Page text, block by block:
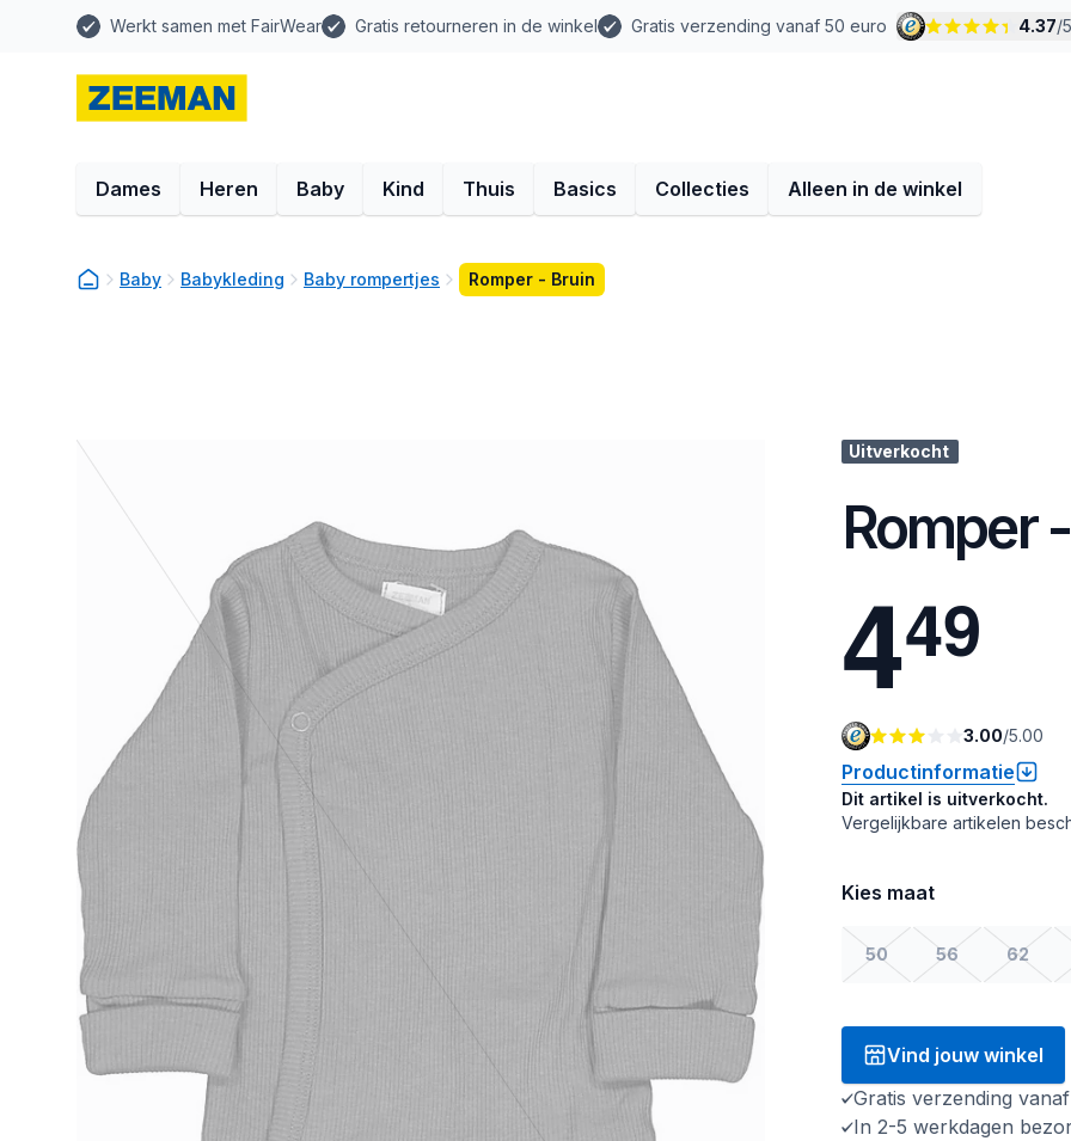
Werkt samen met FairWear Gratis retourneren in de winkel Gratis verzending vanaf 50 euro 4.37/
Dames Heren Baby Kind Thuis Basics Collecties Alleen in de winkel
Baby Babykleding Baby rompertjes Romper - Bruin
Uitverkocht
Romper
449
3.00/5.00
Productinformatie
Dit artikel is uitverkocht.
Vergelijkbare artikelen
Kies maat
50 56 62
Vind jouw winkel
Gratis verzending
In 2-5 werkdagen